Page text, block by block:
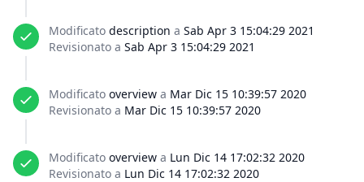
Modificato description a Sab Apr 3 15:04:29 2021
Revisionato a Sab Apr 3 15:04:29 2021
Modificato overview a Mar Dic 15 10:39:57 2020
Revisionato a Mar Dic 15 10:39:57 2020
Modificato overview a Lun Dic 14 17:02:32 2020
Revisionato a Lun Dic 14 17:02:32 2020